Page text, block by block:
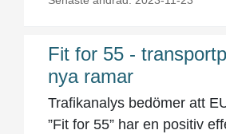
Fit for 55 -
nya ramar
Trafikanalys bedömer att
”Fit for 55” har en positiv